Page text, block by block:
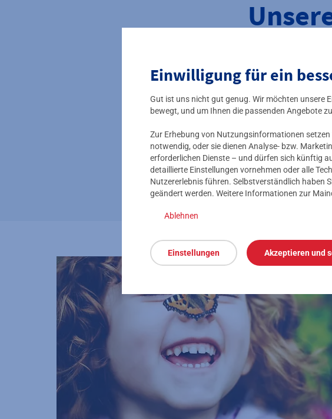
Einwilligung für ein
Gut ist uns nicht gut genug. Wir möchten unsere
bewegt, und um Ihnen die passenden Angebote
Zur Erhebung von Nutzungsinformationen
notwendig, oder sie dienen Analyse- bzw.
erforderlichen Dienste – und dürfen sich künftig
detaillierte Einstellungen vornehmen oder alle
Nutzererlebnis führen. Selbstverständlich haben
geändert werden. Weitere Informationen zur
Ablehnen
Einstellungen Akzeptieren und